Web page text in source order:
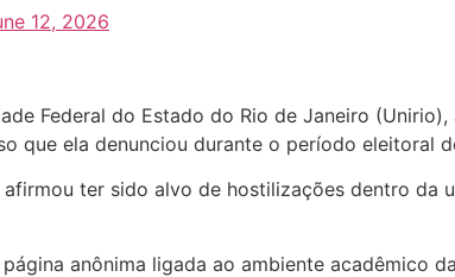
12, 2026
Federal do Estado do Rio de Janeiro
que ela denunciou durante o período eleitoral
ter sido alvo de hostilizações dentro da
anônima ligada ao ambiente acadêmico